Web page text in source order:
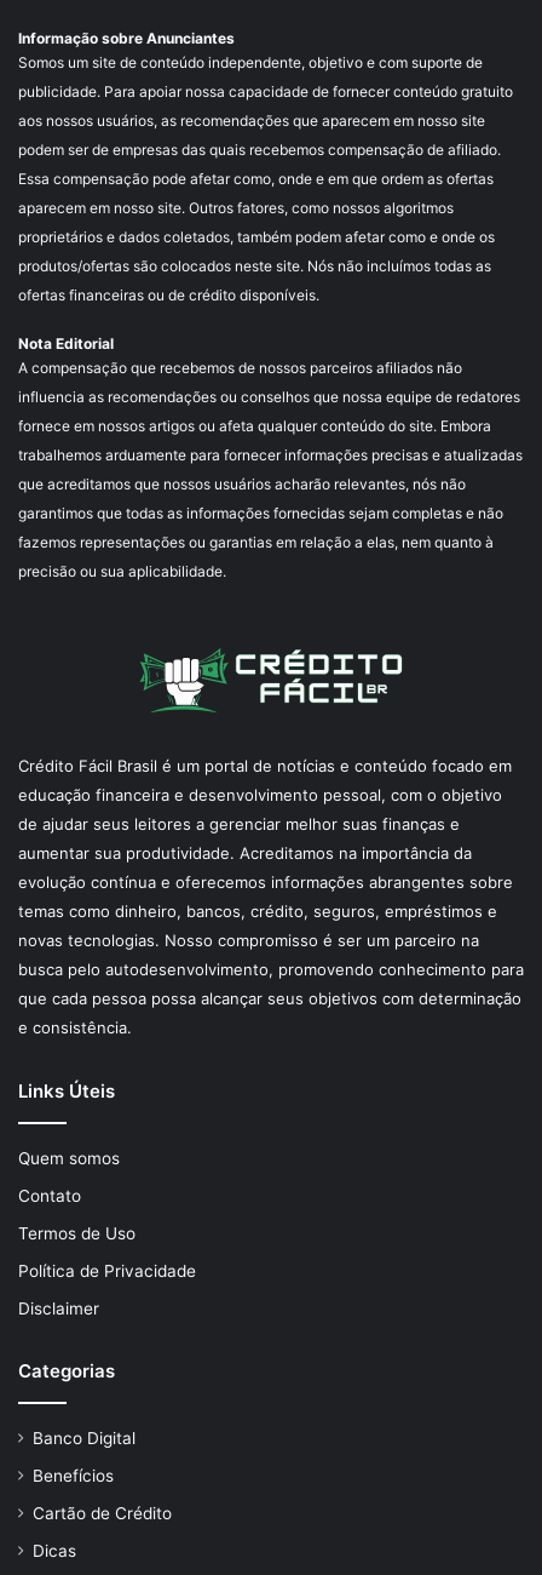
Informação sobre Anunciantes
Somos um site de conteúdo independente, objetivo e com suporte de
publicidade. Para apoiar nossa capacidade de fornecer conteúdo gratuito
aos nossos usuários, as recomendações que aparecem em nosso site
podem ser de empresas das quais recebemos compensação de afiliado.
Essa compensação pode afetar como, onde e em que ordem as ofertas
aparecem em nosso site. Outros fatores, como nossos algoritmos
proprietários e dados coletados, também podem afetar como e onde os
produtos/ofertas são colocados neste site. Nós não incluímos todas as
ofertas financeiras ou de crédito disponíveis.
Nota Editorial
A compensação que recebemos de nossos parceiros afiliados não
influencia as recomendações ou conselhos que nossa equipe de redatores
fornece em nossos artigos ou afeta qualquer conteúdo do site. Embora
trabalhemos arduamente para fornecer informações precisas e atualizadas
que acreditamos que nossos usuários acharão relevantes, nós não
garantimos que todas as informações fornecidas sejam completas e não
fazemos representações ou garantias em relação a elas, nem quanto à
precisão ou sua aplicabilidade.
Crédito Fácil Brasil é um portal de notícias e conteúdo focado em
educação financeira e desenvolvimento pessoal, com o objetivo
de ajudar seus leitores a gerenciar melhor suas finanças e
aumentar sua produtividade. Acreditamos na importância da
evolução contínua e oferecemos informações abrangentes sobre
temas como dinheiro, bancos, crédito, seguros, empréstimos e
novas tecnologias. Nosso compromisso é ser um parceiro na
busca pelo autodesenvolvimento, promovendo conhecimento para
que cada pessoa possa alcançar seus objetivos com determinação
e consistência.
Links Úteis
Quem somos
Contato
Termos de Uso
Política de Privacidade
Disclaimer
Categorias
Banco Digital
Benefícios
Cartão de Crédito
Dicas